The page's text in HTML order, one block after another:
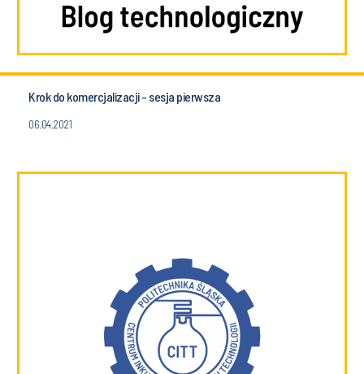
Krok do komercjalizacji - sesja pierwsza
06.04.2021